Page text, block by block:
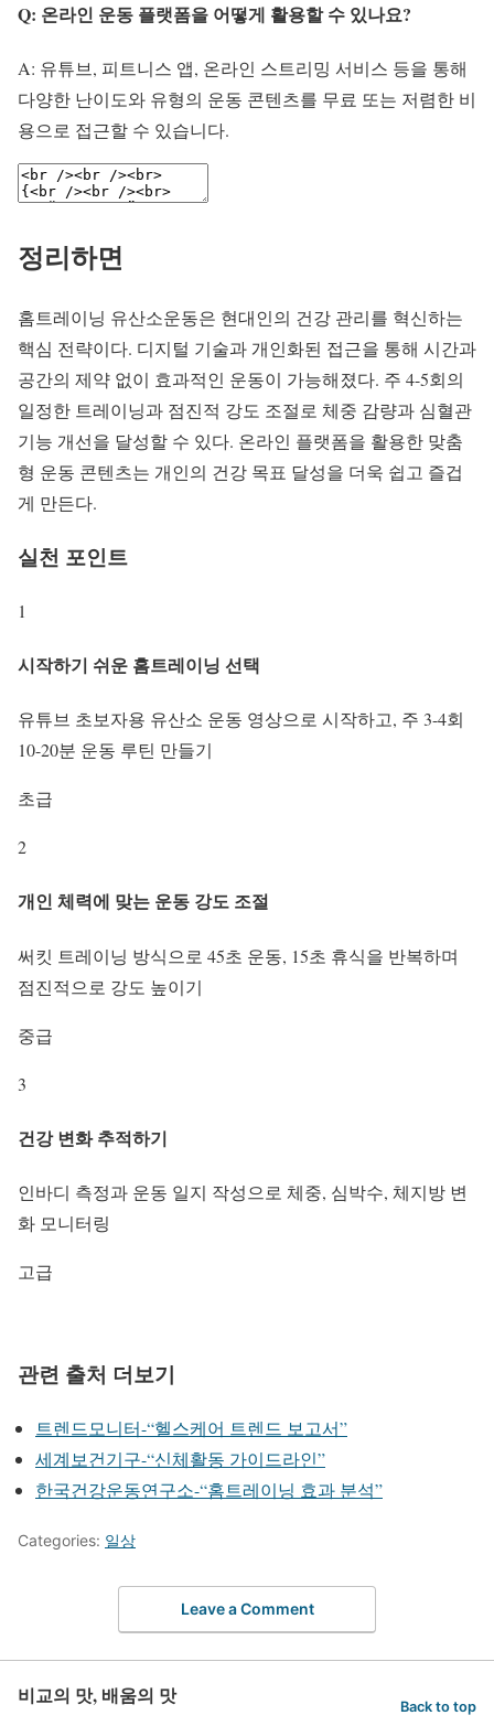
Q: 온라인 운동 플랫폼을 어떻게 활용할 수 있나요?
A: 유튜브, 피트니스 앱, 온라인 스트리밍 서비스 등을 통해
다양한 난이도와 유형의 운동 콘텐츠를 무료 또는 저렴한 비
용으로 접근할 수 있습니다.
정리하면
홈트레이닝 유산소운동은 현대인의 건강 관리를 혁신하는
핵심 전략이다. 디지털 기술과 개인화된 접근을 통해 시간과
공간의 제약 없이 효과적인 운동이 가능해졌다. 주 4-5회의
일정한 트레이닝과 점진적 강도 조절로 체중 감량과 심혈관
기능 개선을 달성할 수 있다. 온라인 플랫폼을 활용한 맞춤
형 운동 콘텐츠는 개인의 건강 목표 달성을 더욱 쉽고 즐겁
게 만든다.
실천 포인트
1
시작하기 쉬운 홈트레이닝 선택
유튜브 초보자용 유산소 운동 영상으로 시작하고, 주 3-4회
10-20분 운동 루틴 만들기
초급
2
개인 체력에 맞는 운동 강도 조절
써킷 트레이닝 방식으로 45초 운동, 15초 휴식을 반복하며
점진적으로 강도 높이기
중급
3
건강 변화 추적하기
인바디 측정과 운동 일지 작성으로 체중, 심박수, 체지방 변
화 모니터링
고급
관련 출처 더보기
트렌드모니터-“헬스케어 트렌드 보고서”
세계보건기구-“신체활동 가이드라인”
한국건강운동연구소-“홈트레이닝 효과 분석”
Categories: 일상
Leave a Comment
비교의 맛, 배움의 맛 Back to top